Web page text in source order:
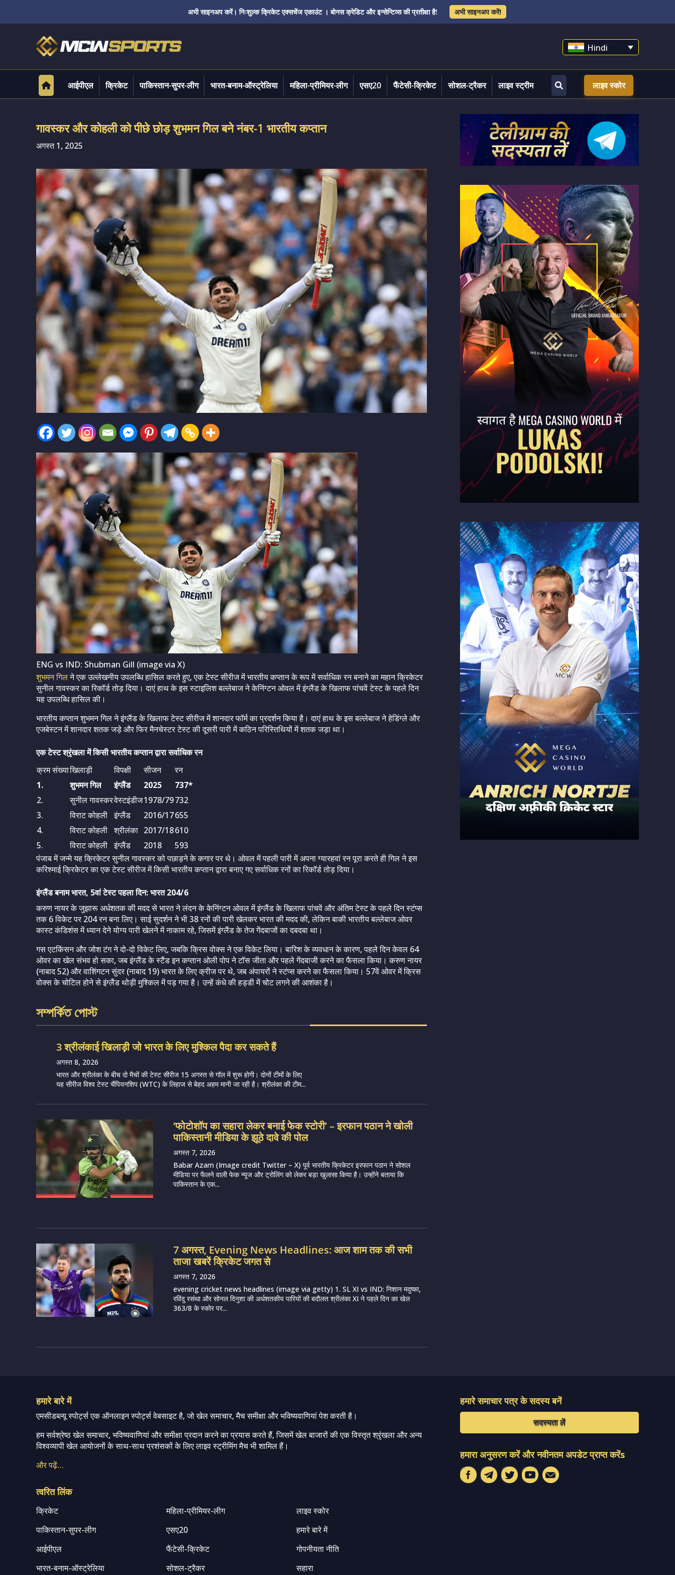
अभी साइनअप करें। निःशुल्क क्रिकेट एक्सचेंज एकाउंट । बोनस क्रेडिट और इन्सेन्टिव्स की प्रतीक्षा है! अभी साइनअप करें!
Hindi
आईपीएल क्रिकेट पाकिस्तान-सुपर-लीग भारत-बनाम-ऑस्ट्रेलिया महिला-प्रीमियर-लीग एसए20 फैंटेसी-क्रिकेट सोशल-ट्रैकर लाइव स्ट्रीम लाइव स्कोर
गावस्कर और कोहली को पीछे छोड़ शुभमन गिल बने नंबर-1 भारतीय कप्तान
अगस्त 1, 2025
ENG vs IND: Shubman Gill (image via X)
शुभमन गिलने एक उल्लेखनीय उपलब्धि हासिल करते हुए, एक टेस्ट सीरीज में भारतीय कप्तान के रूप में सर्वाधिक रन बनाने का महान क्रिकेटर
सुनील गावस्कर का रिकॉर्ड तोड़ दिया। दाएं हाथ के इस स्टाइलिश बल्लेबाज ने केनिंग्टन ओवल में इंग्लैंड के खिलाफ पांचवें टेस्ट के पहले दिन
यह उपलब्धि हासिल की।
भारतीय कप्तान शुभमन गिल ने इंग्लैंड के खिलाफ टेस्ट सीरीज में शानदार फॉर्म का प्रदर्शन किया है। दाएं हाथ के इस बल्लेबाज ने हेडिंग्ले और
एजबेस्टन में शानदार शतक जड़े और फिर मैनचेस्टर टेस्ट की दूसरी पारी में कठिन परिस्तिथियों में शतक जड़ा था।
एक टेस्ट श्रृंखला में किसी भारतीय कप्तान द्वारा सर्वाधिक रन
क्रम संख्याखिलाड़ी विपक्षी सीजन
रन
1.
शुभमन गिल इंग्लैंड 2025
737*
2.
सुनील गावस्करवेस्टइंडीज1978/79732
3.
विराट कोहली इंग्लैंड 2016/17655
4.
विराट कोहली श्रीलंका 2017/18610
5.
विराट कोहली इंग्लैंड 2018
593
पंजाब में जन्मे यह क्रिकेटर सुनील गावस्कर को पछाड़ने के कगार पर थे। ओवल में पहली पारी में अपना ग्यारहवां रन पूरा करते ही गिल ने इस
करिश्माई क्रिकेटर का एक टेस्ट सीरीज में किसी भारतीय कप्तान द्वारा बनाए गए सर्वाधिक रनों का रिकॉर्ड तोड़ दिया।
इंग्लैंड बनाम भारत, 5वां टेस्ट पहला दिन: भारत 204/6
करुण नायर के जुझारू अर्धशतक की मदद से भारत ने लंदन के केनिंग्टन ओवल में इंग्लैंड के खिलाफ पांचवें और अंतिम टेस्ट के पहले दिन स्टंप्स
तक 6 विकेट पर 204 रन बना लिए। साई सुदर्शन ने भी 38 रनों की पारी खेलकर भारत की मदद की, लेकिन बाकी भारतीय बल्लेबाज ओवर
कास्ट कंडिशंस में ध्यान देने योग्य पारी खेलने में नाकाम रहे, जिसमें इंग्लैंड के तेज गेंदबाजों का दबदबा था।
गस एटकिंसन और जोश टंग ने दो-दो विकेट लिए, जबकि क्रिस वोक्स ने एक विकेट लिया। बारिश के व्यवधान के कारण, पहले दिन केवल 64
ओवर का खेल संभव हो सका, जब इंग्लैंड के स्टैंड इन कप्तान ओली पोप ने टॉस जीता और पहले गेंदबाजी करने का फैसला किया। करुण नायर
(नाबाद 52) और वाशिंगटन सुंदर (नाबाद 19) भारत के लिए क्रीज पर थे, जब अंपायरों ने स्टंप्स करने का फैसला किया। 57वें ओवर में क्रिस
वोक्स के चोटिल होने से इंग्लैंड थोड़ी मुश्किल में पड़ गया है। उन्हें कंधे की हड्डी में चोट लगने की आशंका है।
সম্পর্কিত পোস্ট
3 श्रीलंकाई खिलाड़ी जो भारत के लिए मुश्किल पैदा कर सकते हैं
अगस्त 8, 2026
भारत और श्रीलंका के बीच दो मैचों की टेस्ट सीरीज 15 अगस्त से गॉल में शुरू होगी। दोनों टीमों के लिए
यह सीरीज विश्व टेस्ट चैंपियनशिप (WTC) के लिहाज से बेहद अहम मानी जा रही है। श्रीलंका की टीम...
‘फोटोशॉप का सहारा लेकर बनाई फेक स्टोरी’ – इरफान पठान ने खोली
पाकिस्तानी मीडिया के झूठे दावे की पोल
अगस्त 7, 2026
Babar Azam (Image credit Twitter – X) पूर्व भारतीय क्रिकेटर इरफान पठान ने सोशल
मीडिया पर फैलने वाली फेक न्यूज और ट्रोलिंग को लेकर बड़ा खुलासा किया है। उन्होंने बताया कि
पाकिस्तान के एक...
7 अगस्त, Evening News Headlines: आज शाम तक की सभी
ताजा खबरें क्रिकेट जगत से
अगस्त 7, 2026
evening cricket news headlines (image via getty) 1. SL XI vs IND: निशान मदुष्का,
रविंदु रसंथा और सोनल दिनुशा की अर्धशतकीय पारियों की बदौलत श्रीलंका XI ने पहले दिन का खेल
363/8 के स्कोर पर...
हमारे बारे में
एमसीडब्ल्यू स्पोर्ट्स एक ऑनलाइन स्पोर्ट्स वेबसाइट है, जो खेल समाचार, मैच समीक्षा और भविष्यवाणियां पेश करती है।
हम सर्वश्रेष्ठ खेल समाचार, भविष्यवाणियां और समीक्षा प्रदान करने का प्रयास करते हैं, जिसमें खेल बाजारों की एक विस्तृत श्रृंखला और अन्य
विश्वव्यापी खेल आयोजनों के साथ-साथ प्रशंसकों के लिए लाइव स्ट्रीमिंग मैच भी शामिल हैं।
और पढ़ें…
त्वरित लिंक
क्रिकेट महिला-प्रीमियर-लीग
लाइव स्कोर
पाकिस्तान-सुपर-लीग
एसए20
हमारे बारे में
आईपीएल
फैंटेसी-क्रिकेट
गोपनीयता नीति
भारत-बनाम-ऑस्ट्रेलिया
सोशल-ट्रैकर सहारा
हमारे समाचार पत्र के सदस्य बनें
सदस्यता लें
हमारा अनुसरण करें और नवीनतम अपडेट प्राप्त करेंs